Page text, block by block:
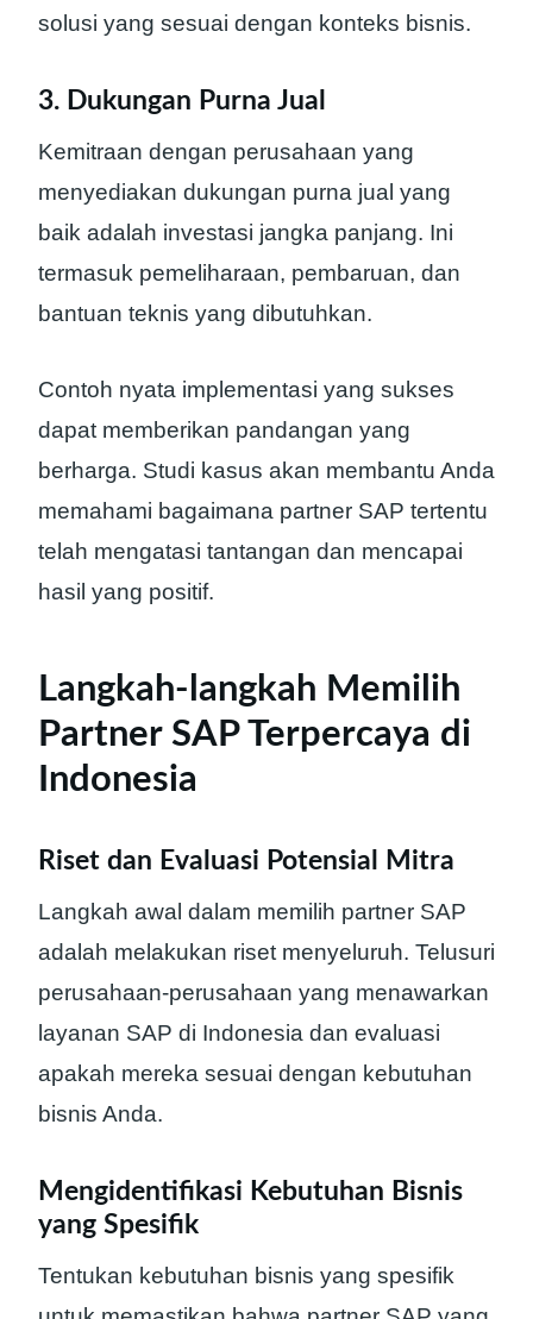
solusi yang sesuai dengan konteks bisnis.
3. Dukungan Purna Jual
Kemitraan dengan perusahaan yang
menyediakan dukungan purna jual yang
baik adalah investasi jangka panjang. Ini
termasuk pemeliharaan, pembaruan, dan
bantuan teknis yang dibutuhkan.
Contoh nyata implementasi yang sukses
dapat memberikan pandangan yang
berharga. Studi kasus akan membantu Anda
memahami bagaimana partner SAP tertentu
telah mengatasi tantangan dan mencapai
hasil yang positif.
Langkah-langkah Memilih
Partner SAP Terpercaya di
Indonesia
Riset dan Evaluasi Potensial Mitra
Langkah awal dalam memilih partner SAP
adalah melakukan riset menyeluruh. Telusuri
perusahaan-perusahaan yang menawarkan
layanan SAP di Indonesia dan evaluasi
apakah mereka sesuai dengan kebutuhan
bisnis Anda.
Mengidentifikasi Kebutuhan Bisnis
yang Spesifik
Tentukan kebutuhan bisnis yang spesifik